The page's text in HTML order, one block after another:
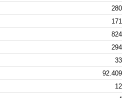
280
171
824
294
33
92.409
12